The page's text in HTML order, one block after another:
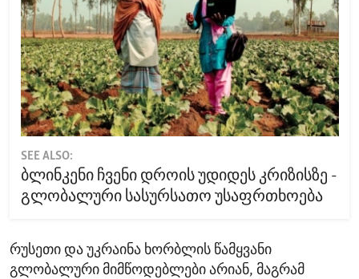
SEE ALSO:
ბლინკენი ჩვენი დროის უდიდეს კრიზისზე -
გლობალური სასურსათო უსაფრთხოება
რუსეთი და უკრაინა ხორბლის წამყვანი
გლობალური მიმწოდებლები არიან, მაგრამ